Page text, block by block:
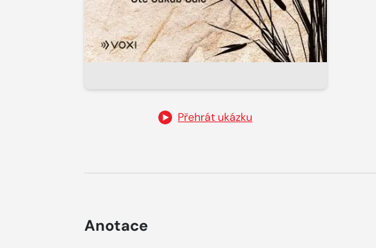
Přehrát ukázku
Anotace